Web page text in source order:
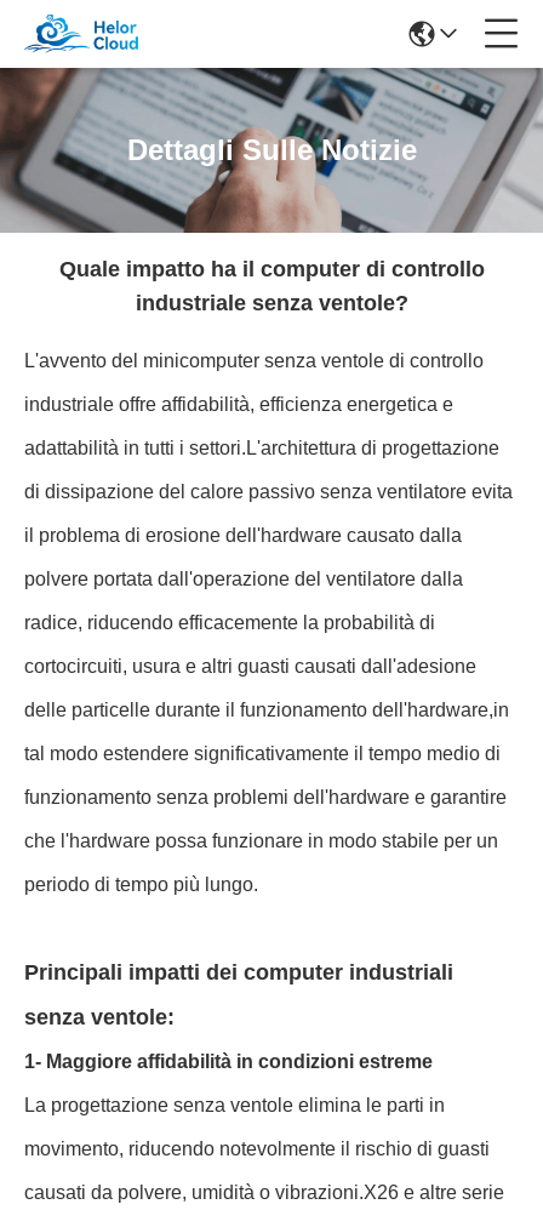
Dettagli Sulle Notizie
Quale impatto ha il computer di controllo
industriale senza ventole?
L'avvento del minicomputer senza ventole di controllo
industriale offre affidabilità, efficienza energetica e
adattabilità in tutti i settori.L'architettura di progettazione
di dissipazione del calore passivo senza ventilatore evita
il problema di erosione dell'hardware causato dalla
polvere portata dall'operazione del ventilatore dalla
radice, riducendo efficacemente la probabilità di
cortocircuiti, usura e altri guasti causati dall'adesione
delle particelle durante il funzionamento dell'hardware,in
tal modo estendere significativamente il tempo medio di
funzionamento senza problemi dell'hardware e garantire
che l'hardware possa funzionare in modo stabile per un
periodo di tempo più lungo.
Principali impatti dei computer industriali
senza ventole:
1- Maggiore affidabilità in condizioni estreme
La progettazione senza ventole elimina le parti in
movimento, riducendo notevolmente il rischio di guasti
causati da polvere, umidità o vibrazioni.X26 e altre serie